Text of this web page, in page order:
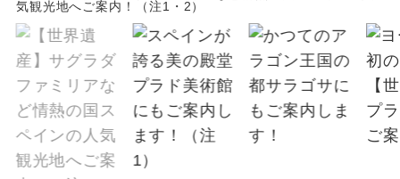
気観光地へご案内！（注1・2）
※手配の都合により変更になる場合がありま
す。
【その他諸税追加】
航空保険特別料金
大人（12歳以上）3,000円、子供（2歳以上12
歳未満）3,000円
全食事付き
全てのお食事が付いていますので、お食
事の心配はいりません。（機内食を除
く）
お部屋食
お部屋にてゆっくりとお召し上がりいた
だけます。
トラベルイヤ
ホン